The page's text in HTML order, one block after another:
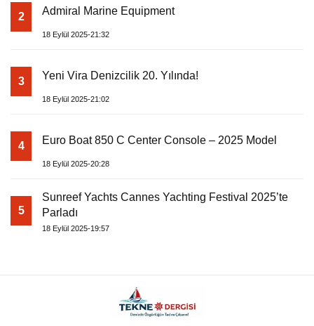
2 Admiral Marine Equipment
18 Eylül 2025-21:32
3 Yeni Vira Denizcilik 20. Yılında!
18 Eylül 2025-21:02
4 Euro Boat 850 C Center Console – 2025 Model
18 Eylül 2025-20:28
5
Sunreef Yachts Cannes Yachting Festival 2025’te
Parladı
18 Eylül 2025-19:57